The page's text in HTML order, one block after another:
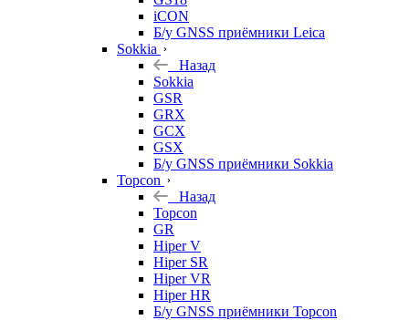
iCON
Б/у GNSS приёмники Leica
Sokkia
Назад
Sokkia
GSR
GRX
GCX
GSX
Б/у GNSS приёмники Sokkia
Topcon
Назад
Topcon
GR
Hiper V
Hiper SR
Hiper VR
Hiper HR
Б/у GNSS приёмники Topcon